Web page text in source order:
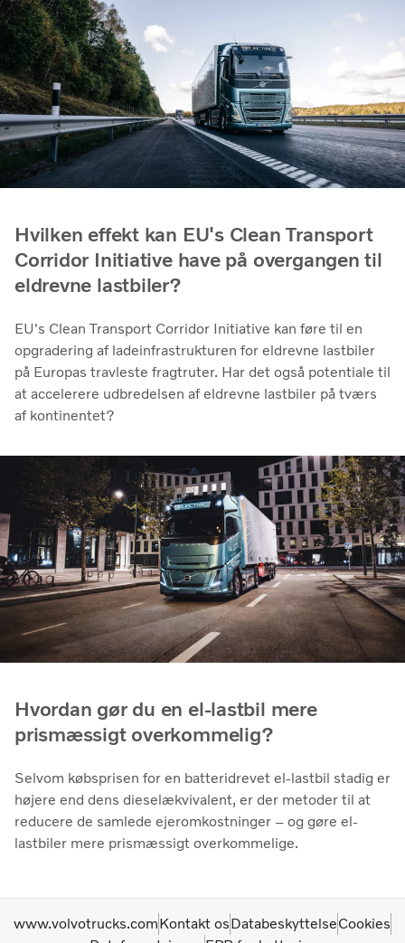
Hvilken effekt kan EU's Clean Transport
Corridor Initiative have på overgangen til
eldrevne lastbiler?
EU's Clean Transport Corridor Initiative kan føre til en
opgradering af ladeinfrastrukturen for eldrevne lastbiler
på Europas travleste fragtruter. Har det også potentiale til
at accelerere udbredelsen af ​​eldrevne lastbiler på tværs
af kontinentet?
Hvordan gør du en el-lastbil mere
prismæssigt overkommelig?
Selvom købsprisen for en batteridrevet el-lastbil stadig er
højere end dens dieselækvivalent, er der metoder til at
reducere de samlede ejeromkostninger – og gøre el-
lastbiler mere prismæssigt overkommelige.
www.volvotrucks.comKontakt osDatabeskyttelseCookies